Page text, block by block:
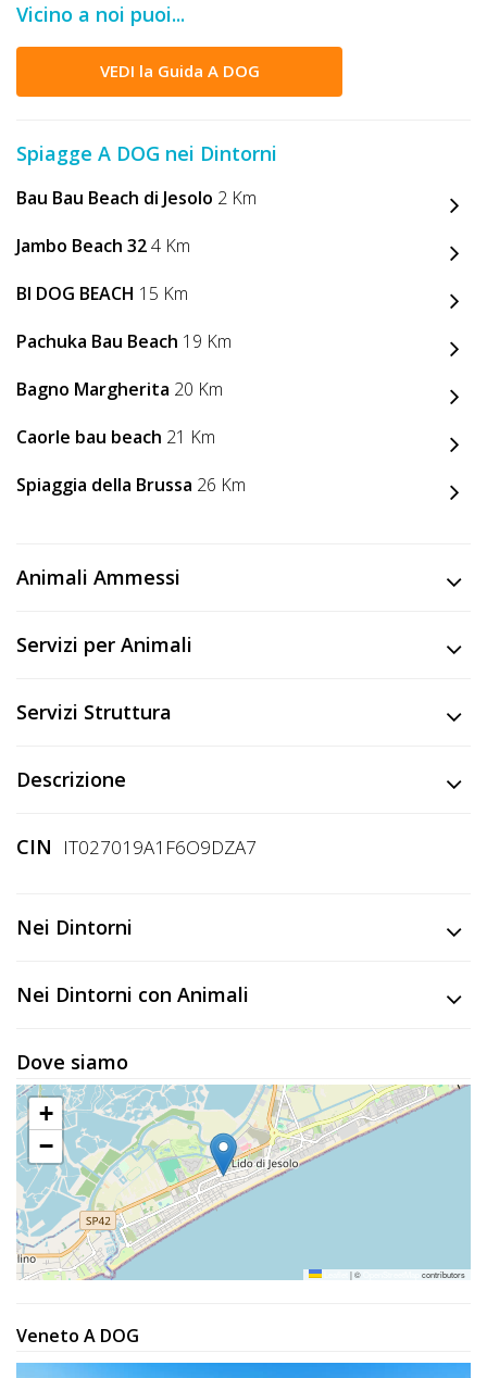
DOG
CODICE
SCONTO
Video
Tutorial
Lavora
Noi
Attività
Accedi
Registrati
Vicino a noi puoi...
VEDI la Guida A DOG
Spiagge A DOG nei Dintorni
Bau Bau Beach di Jesolo 2 Km
Jambo Beach 324 Km
BI DOG BEACH 15 Km
Pachuka Bau Beach 19 Km
Bagno Margherita 20 Km
Caorle bau beach 21 Km
Spiaggia della Brussa 26 Km
Animali Ammessi
Servizi per Animali
Servizi Struttura
Descrizione
CIN IT027019A1F6O9DZA7
Nei Dintorni
Nei Dintorni con Animali
Dove siamo
+
−
|© contributors
Veneto A DOG